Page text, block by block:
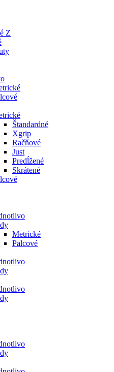
Z
Štandardné
Xgrip
Račňové
Just
Predĺžené
Skrátené
Metrické
Palcové